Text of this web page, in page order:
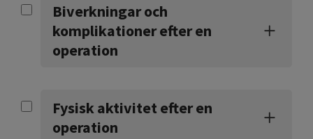
Biverkningar och
komplikationer efter en
operation
Fysisk aktivitet efter en
operation